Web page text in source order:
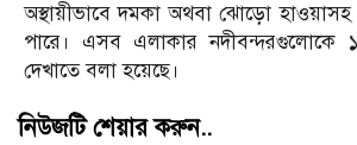
অস্থায়ীভাবে দমকা অথবা ঝোড়ো হাওয়াসহ
পারে। এসব এলাকার নদীবন্দরগুলোকে
দেখাতে বলা হয়েছে।
নিউজটি শেয়ার করুন..